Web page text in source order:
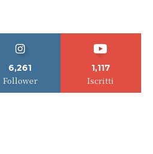
6,261
Follower
1,117
Iscritti